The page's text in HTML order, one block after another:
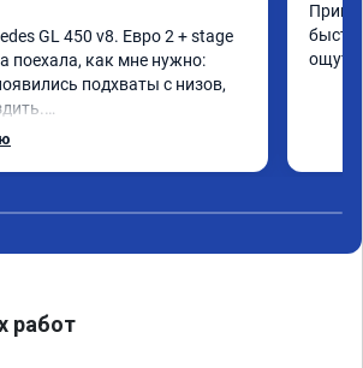
GL 450 v8. Евро 2 + stage
поехала, как мне нужно:
подхваты с низов,
в авто! 🔥
работ